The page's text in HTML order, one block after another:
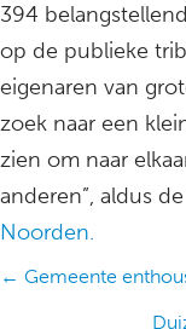
394
op de publieke
eigenaren van
zoek naar een
zien om naar
anderen”, aldus
Noorden.
Posts
← Gemeente